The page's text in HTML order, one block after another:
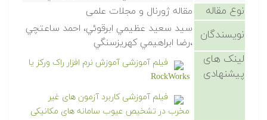
نوع مقاله مقاله ژورنال و مجلات علمی
نویسندگان
سيد سعيد عظيمي ابرقوئي، احمد ساعتچي
،رضا ابراهيمي كهريزسنگي
لینک های
پیشنهادی
فیلم آموزشی آموزش نرم افزار راک ورکز یا
RockWorks
فیلم آموزشی کاربرد آزمون های غیر
مخرب در تشخیص عیوب سامانه های مکانیکی